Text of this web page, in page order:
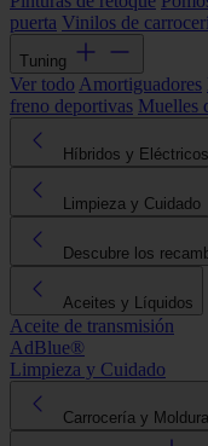
puerta Vinilos de
Tuning
Ver todo Amortiguadores
freno deportivas Muelles
Híbridos y Eléctricos
Limpieza y Cuidado
Descubre los
Aceites y Líquidos
Aceite de transmisión
AdBlue®
Limpieza y Cuidado
Carrocería y